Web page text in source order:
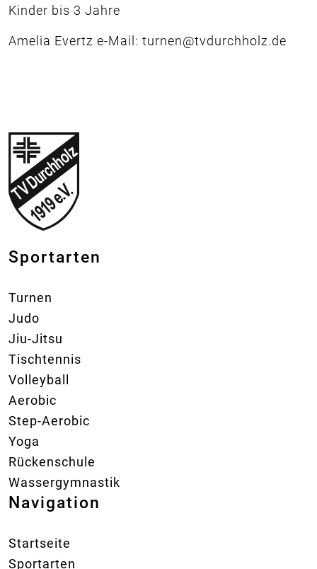
Kinder bis 3 Jahre
Amelia Evertz e-Mail: turnen@tvdurchholz.de
Sportarten
Turnen
Judo
Jiu-Jitsu
Tischtennis
Volleyball
Aerobic
Step-Aerobic
Yoga
Rückenschule
Wassergymnastik
Navigation
Startseite
Sportarten